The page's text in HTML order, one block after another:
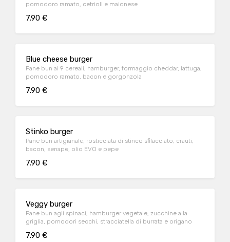
pomodoro ramato, cetrioli e maionese
7.90 €
Blue cheese burger
Pane bun ai 9 cereali, hamburger, formaggio cheddar, lattuga,
pomodoro ramato, bacon e gorgonzola
7.90 €
Stinko burger
Pane bun artigianale, rosticciata di stinco sfilacciato, crauti,
bacon, senape, olio EVO e pepe
7.90 €
Veggy burger
Pane bun agli spinaci, hamburger vegetale, zucchine alla
griglia, pomodori secchi, stracciatella di burrata e origano
7.90 €